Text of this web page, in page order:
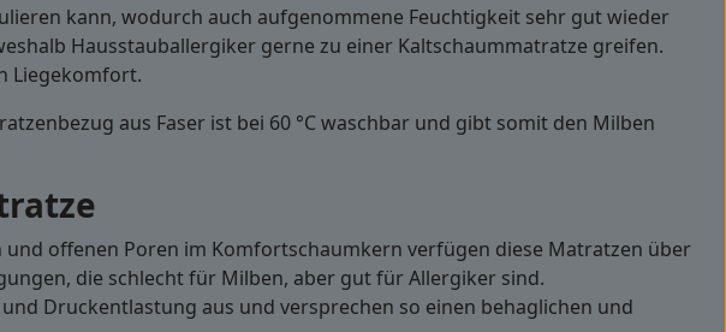
kann, wodurch auch aufgenommene Feuchtigkeit sehr gut wieder
Hausstauballergiker gerne zu einer Kaltschaummatratze greifen.
Liegekomfort.
aus Faser ist bei 60 °C waschbar und gibt somit den Milben
offenen Poren im Komfortschaumkern verfügen diese Matratzen über
die schlecht für Milben, aber gut für Allergiker sind.
Druckentlastung aus und versprechen so einen behaglichen und